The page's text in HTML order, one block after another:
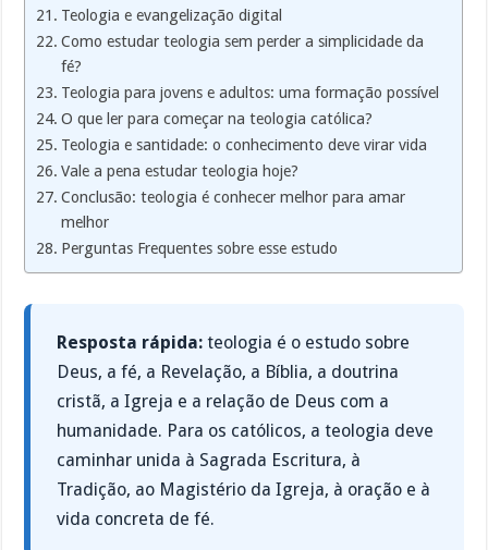
Teologia e evangelização digital
Como estudar teologia sem perder a simplicidade da
fé?
Teologia para jovens e adultos: uma formação possível
O que ler para começar na teologia católica?
Teologia e santidade: o conhecimento deve virar vida
Vale a pena estudar teologia hoje?
Conclusão: teologia é conhecer melhor para amar
melhor
Perguntas Frequentes sobre esse estudo
Resposta rápida: teologia é o estudo sobre
Deus, a fé, a Revelação, a Bíblia, a doutrina
cristã, a Igreja e a relação de Deus com a
humanidade. Para os católicos, a teologia deve
caminhar unida à Sagrada Escritura, à
Tradição, ao Magistério da Igreja, à oração e à
vida concreta de fé.